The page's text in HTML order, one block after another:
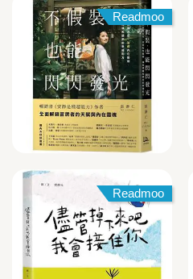
Readmoo
Readmoo